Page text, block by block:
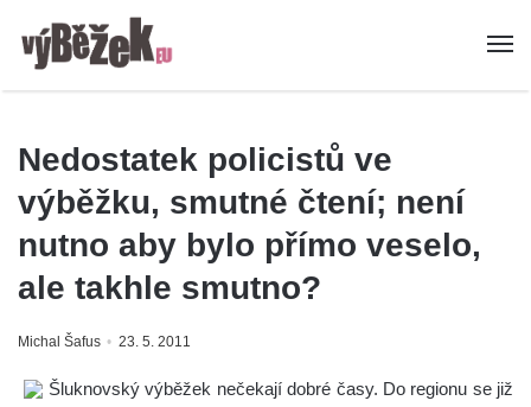
Nedostatek policistů ve
výběžku, smutné čtení; není
nutno aby bylo přímo veselo,
ale takhle smutno?
Michal Šafus 23. 5. 2011
Šluknovský výběžek nečekají dobré časy. Do regionu se již